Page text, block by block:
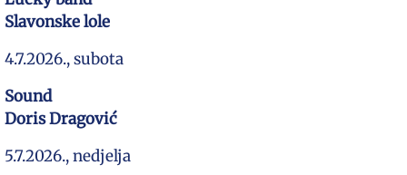
Slavonske lole
4.7.2026., subota
Sound
Doris Dragović
5.7.2026., nedjelja